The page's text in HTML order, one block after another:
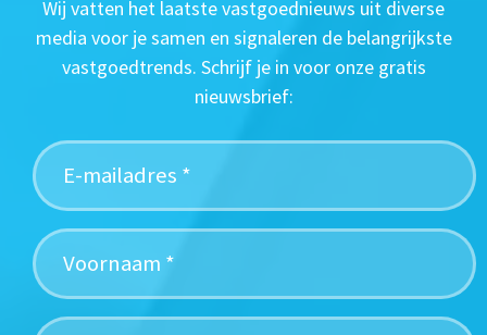
Wij vatten het laatste vastgoednieuws uit diverse
media voor je samen en signaleren de belangrijkste
vastgoedtrends. Schrijf je in voor onze gratis
nieuwsbrief: